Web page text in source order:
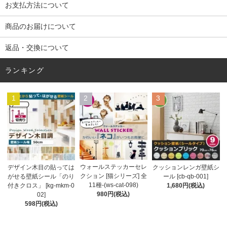
お支払方法について
商品のお届けについて
返品・交換について
ランキング
1
デザイン木目の貼っては
がせる壁紙シール「のり
付きクロス」 [kg-mkm-0
02]
598円(税込)
2
ウォールステッカーセレ
クション [猫シリーズ] 全
11種-(ws-cat-098)
980円(税込)
3
クッションレンガ壁紙シ
ール [cb-qb-001]
1,680円(税込)